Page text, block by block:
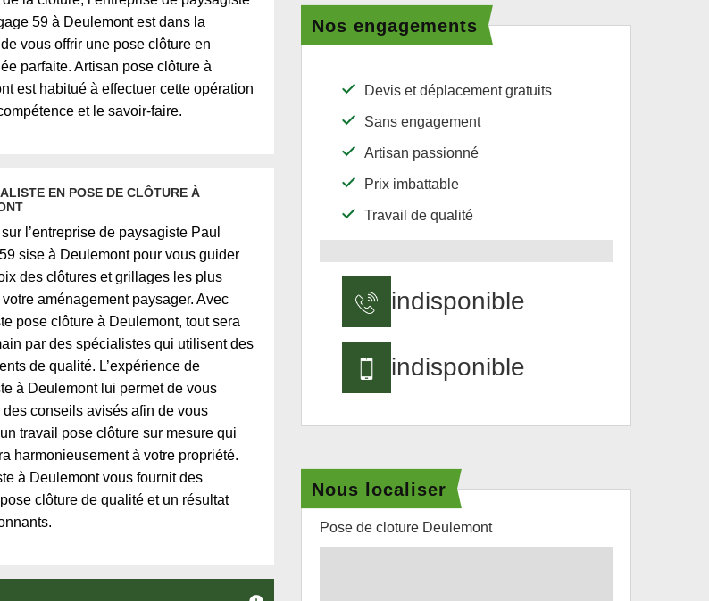
59 à Deulemont est dans la
vous offrir une pose clôture en
parfaite. Artisan pose clôture à
est habitué à effectuer cette opération
et le savoir-faire.
EN POSE DE CLÔTURE À
l’entreprise de paysagiste Paul
sise à Deulemont pour vous guider
des clôtures et grillages les plus
aménagement paysager. Avec
pose clôture à Deulemont, tout sera
par des spécialistes qui utilisent des
de qualité. L’expérience de
à Deulemont lui permet de vous
des conseils avisés afin de vous
travail pose clôture sur mesure qui
harmonieusement à votre propriété.
à Deulemont vous fournit des
clôture de qualité et un résultat
Nos engagements
Devis et déplacement gratuits
Sans engagement
Artisan passionné
Prix imbattable
Travail de qualité
indisponible
indisponible
Nous localiser
Pose de cloture Deulemont